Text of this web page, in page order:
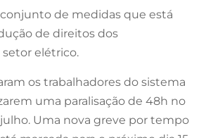
de medidas que está
de direitos dos
elétrico.
os trabalhadores do sistema
uma paralisação de 48h no
Uma nova greve por tempo